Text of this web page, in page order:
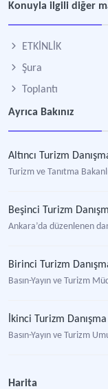
Konuyla ilgili diğer
ETKİNLİK
Şura
Toplantı
Ayrıca Bakınız
Altıncı Turizm
Turizm ve Tanıtma
Beşinci Turizm
Ankara’da düzenlenen
Birinci Turizm
Basın-Yayın ve Turizm
İkinci Turizm
Basın-Yayın ve Turizm
Harita